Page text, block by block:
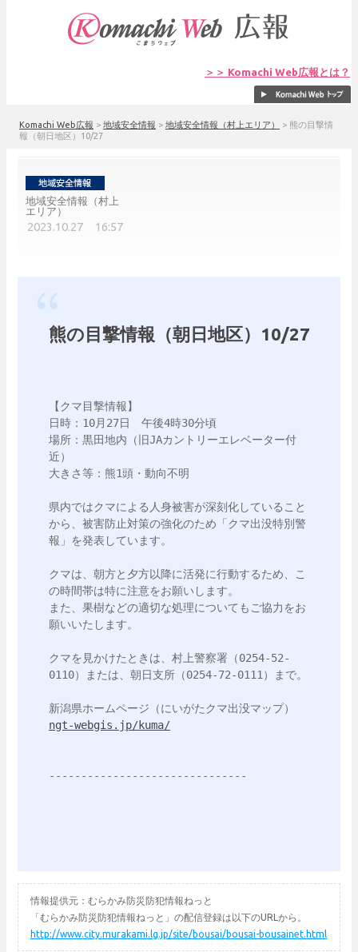
＞＞ Komachi Web広報とは？
Komachi Web広報 > 地域安全情報 > 地域安全情報（村上エリア） > 熊の目撃情
報（朝日地区）10/27
地域安全情報（村上
エリア）
2023.10.27 16:57
熊の目撃情報（朝日地区）10/27
【クマ目撃情報】
日時：10月27日　午後4時30分頃
場所：黒田地内（旧JAカントリーエレベーター付
近）
大きさ等：熊1頭・動向不明
県内ではクマによる人身被害が深刻化していること
から、被害防止対策の強化のため「クマ出没特別警
報」を発表しています。
クマは、朝方と夕方以降に活発に行動するため、こ
の時間帯は特に注意をお願いします。
また、果樹などの適切な処理についてもご協力をお
願いいたします。
クマを見かけたときは、村上警察署（0254-52-
0110）または、朝日支所（0254-72-0111）まで。
ngt-webgis.jp/kuma/
情報提供元：むらかみ防災防犯情報ねっと
「むらかみ防災防犯情報ねっと」の配信登録は以下のURLから。
http://www.city.murakami.lg.jp/site/bousai/bousai-bousainet.html